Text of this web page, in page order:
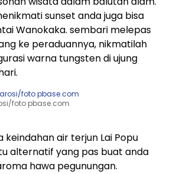
sunset anda juga bisa
Wanokaka. sembari melepas
ke peraduannya, nikmatilah
warna tungsten di ujung
foto pbase.com
air terjun Lai Popu
alternatif yang pas buat anda
hawa pegunungan.